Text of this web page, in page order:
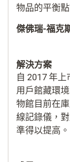
物品的平衡點
傑佛瑞-福克
解決方案
自 2017 年
用戶館藏環
物館目前在
線記錄儀，
準得以提高。